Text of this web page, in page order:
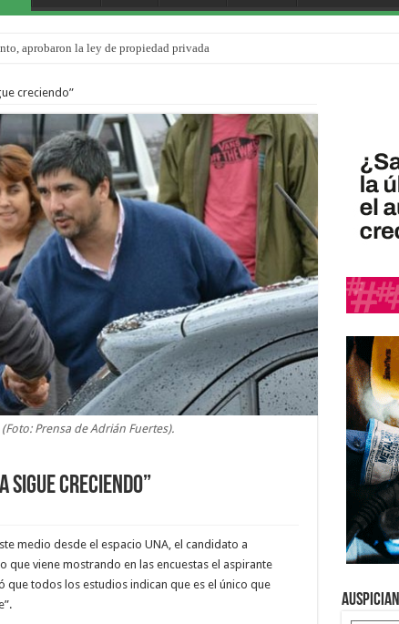
aprobaron la ley de propiedad privada
creciendo”
Prensa de Adrián Fuertes).
sigue creciendo”
medio desde el espacio UNA, el candidato a
que viene mostrando en las encuestas el aspirante
que todos los estudios indican que es el único que
Auspician